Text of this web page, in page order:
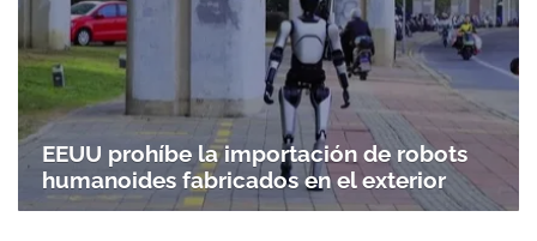
EEUU prohíbe la importación de robots
humanoides fabricados en el exterior